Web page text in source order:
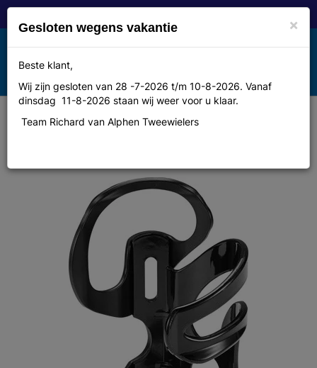
Toggle
navigation
MENU
Cannondale Hydration Bottle
×
Gesloten wegens vakantie
Beste klant,
Wij zijn gesloten van 28 -7-2026 t/m 10-8-2026. Vanaf
dinsdag 11-8-2026 staan wij weer voor u klaar.
Team Richard van Alphen Tweewielers